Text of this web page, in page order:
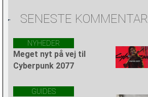
SENESTE KOMMENTAR
NYHEDER
Meget nyt på vej til
Cyberpunk 2077
GUIDES